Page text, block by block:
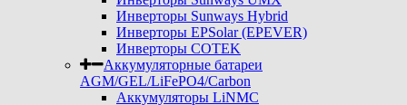
Инверторы Sunways Hybrid
Инверторы EPSolar (EPEVER)
Инверторы COTEK
Аккумуляторные батареи
AGM/GEL/LiFePO4/Carbon
Аккумуляторы LiNMC